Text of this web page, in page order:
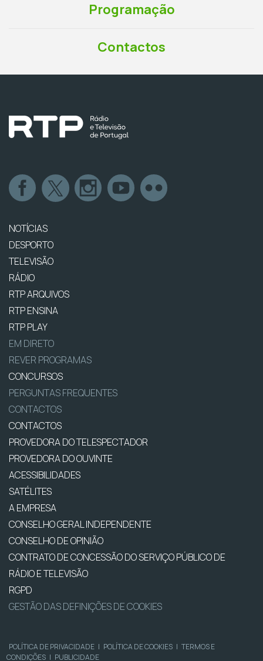
Programação
Contactos
NOTÍCIAS
DESPORTO
TELEVISÃO
RÁDIO
RTP ARQUIVOS
RTP ENSINA
RTP PLAY
EM DIRETO
REVER PROGRAMAS
CONCURSOS
PERGUNTAS FREQUENTES
CONTACTOS
CONTACTOS
PROVEDORA DO TELESPECTADOR
PROVEDORA DO OUVINTE
ACESSIBILIDADES
SATÉLITES
A EMPRESA
CONSELHO GERAL INDEPENDENTE
CONSELHO DE OPINIÃO
CONTRATO DE CONCESSÃO DO SERVIÇO PÚBLICO DE
RÁDIO E TELEVISÃO
RGPD
GESTÃO DAS DEFINIÇÕES DE COOKIES
POLÍTICA DE PRIVACIDADE | POLÍTICA DE COOKIES | TERMOS E
CONDIÇÕES | PUBLICIDADE